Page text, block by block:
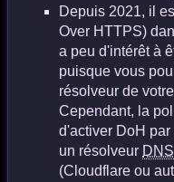
Depuis 2021, il
Over HTTPS)
a peu d'intérêt à
puisque vous
résolveur de
Cependant, la
d'activer DoH
un résolveur DNS
(Cloudflare ou